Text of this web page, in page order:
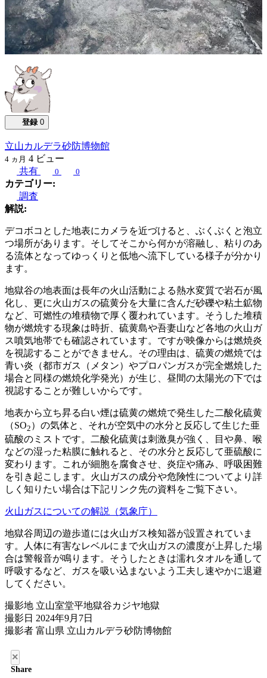
登録 0
立山カルデラ砂防博物館
4 ヵ月 4 ビュー
共有
0 0
カテゴリー:
調査
解説:
デコボコとした地表にカメラを近づけると、ぶくぶくと泡立
つ場所があります。そしてそこから何かが溶融し、粘りのあ
る流体となってゆっくりと低地へ流下している様子が分かり
ます。
地獄谷の地表面は長年の火山活動による熱水変質で岩石が風
化し、更に火山ガスの硫黄分を大量に含んだ砂礫や粘土鉱物
など、可燃性の堆積物で厚く覆われています。そうした堆積
物が燃焼する現象は時折、硫黄島や吾妻山など各地の火山ガ
ス噴気地帯でも確認されています。ですが映像からは燃焼炎
を視認することができません。その理由は、硫黄の燃焼では
青い炎（都市ガス（メタン）やプロパンガスが完全燃焼した
場合と同様の燃焼化学発光）が生じ、昼間の太陽光の下では
視認することが難しいからです。
地表から立ち昇る白い煙は硫黄の燃焼で発生した二酸化硫黄
（SO2 ）の気体と、それが空気中の水分と反応して生じた亜
硫酸のミストです。二酸化硫黄は刺激臭が強く、目や鼻、喉
などの湿った粘膜に触れると、その水分と反応して亜硫酸に
変わります。これが細胞を腐食させ、炎症や痛み、呼吸困難
を引き起こします。火山ガスの成分や危険性についてより詳
しく知りたい場合は下記リンク先の資料をご覧下さい。
火山ガスについての解説（気象庁）
地獄谷周辺の遊歩道には火山ガス検知器が設置されていま
す。人体に有害なレベルにまで火山ガスの濃度が上昇した場
合は警報音が鳴ります。そうしたときは濡れタオルを通して
呼吸するなど、ガスを吸い込まないよう工夫し速やかに退避
してください。
撮影地 立山室堂平地獄谷カジヤ地獄
撮影日 2024年9月7日
撮影者 富山県 立山カルデラ砂防博物館
×
Share